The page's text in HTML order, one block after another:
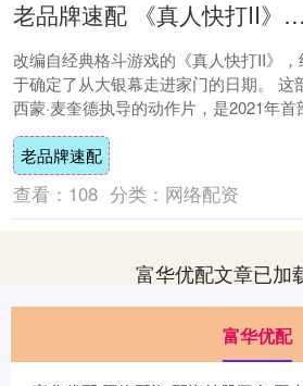
老品牌速配 《真人快打II》数字版与实体版发行日期确定，卡尔·厄本演绎约翰尼·凯奇
改编自经典格斗游戏的《真人快打II》，
于确定了从大银幕走进家门的日期。 这
西蒙·麦奎德执导的动作片，是2021年首
《真人快打》的续作。电影基于艾德·布
老品牌速配
查看： 108 分类： 网络配资
富华优配文章已加
富华优配